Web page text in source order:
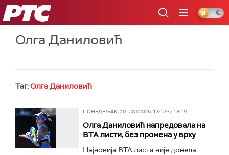
РТС
Олга Даниловић
Таг:Олга Даниловић
ПОНЕДЕЉАК, 20. ЈУЛ 2026, 13:12 -> 13:19
Олга Даниловић напредовала на
ВТА листи, без промена у врху
Најновија ВТА листа није донела